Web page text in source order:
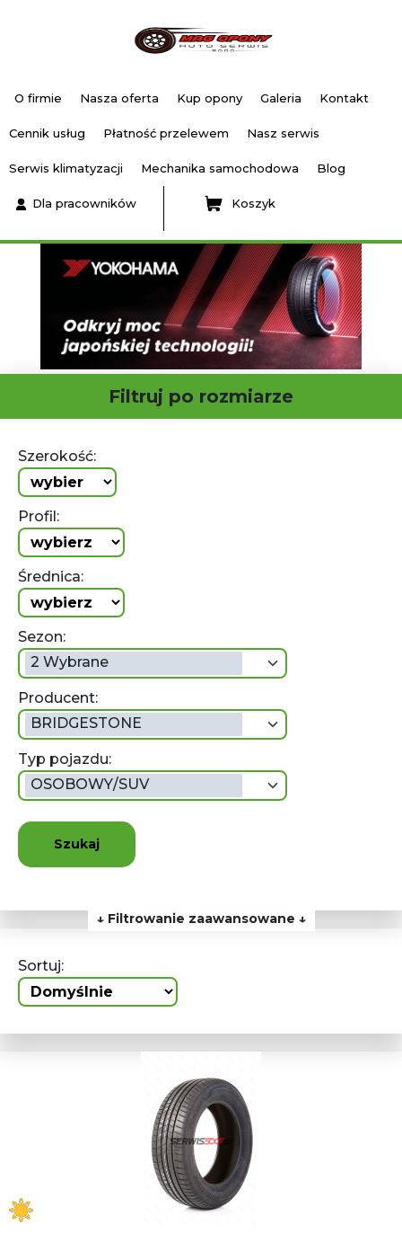
O firmie Nasza oferta Kup opony Galeria Kontakt
Cennik usług Płatność przelewem Nasz serwis
Serwis klimatyzacji Mechanika samochodowa Blog
Dla pracowników Koszyk
Filtruj po rozmiarze
Szerokość:
Profil:
Średnica:
Sezon:
2 Wybrane
Producent:
BRIDGESTONE
Typ pojazdu:
OSOBOWY/SUV
Szukaj
↓ Filtrowanie zaawansowane ↓
Sortuj: